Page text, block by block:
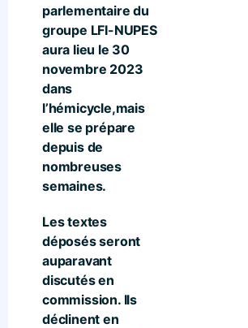
parlementaire du
groupe LFI-NUPES
aura lieu le 30
novembre 2023
dans
l’hémicycle,mais
elle se prépare
depuis de
nombreuses
semaines.
Les textes
déposés seront
auparavant
discutés en
commission. Ils
déclinent en